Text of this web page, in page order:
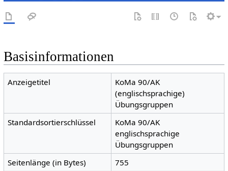
Basisinformationen
Anzeigetitel
KoMa 90/AK
(englischsprachige)
Übungsgruppen
Standardsortierschlüssel
KoMa 90/AK
englischsprachige
Übungsgruppen
Seitenlänge (in Bytes)
755